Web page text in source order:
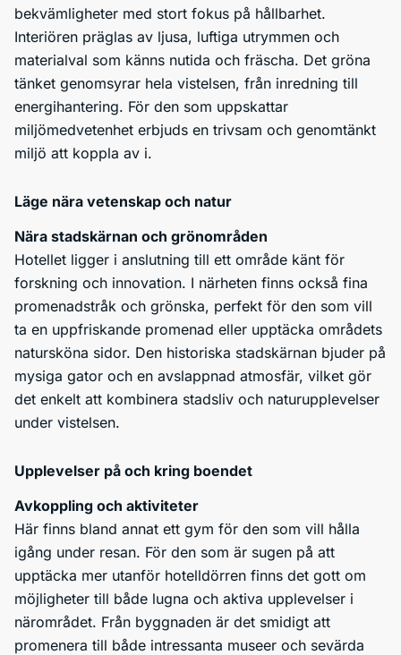
bekvämligheter med stort fokus på hållbarhet.
Interiören präglas av ljusa, luftiga utrymmen och
materialval som känns nutida och fräscha. Det gröna
tänket genomsyrar hela vistelsen, från inredning till
energihantering. För den som uppskattar
miljömedvetenhet erbjuds en trivsam och genomtänkt
miljö att koppla av i.
Läge nära vetenskap och natur
Nära stadskärnan och grönområden
Hotellet ligger i anslutning till ett område känt för
forskning och innovation. I närheten finns också fina
promenadstråk och grönska, perfekt för den som vill
ta en uppfriskande promenad eller upptäcka områdets
natursköna sidor. Den historiska stadskärnan bjuder på
mysiga gator och en avslappnad atmosfär, vilket gör
det enkelt att kombinera stadsliv och naturupplevelser
under vistelsen.
Upplevelser på och kring boendet
Avkoppling och aktiviteter
Här finns bland annat ett gym för den som vill hålla
igång under resan. För den som är sugen på att
upptäcka mer utanför hotelldörren finns det gott om
möjligheter till både lugna och aktiva upplevelser i
närområdet. Från byggnaden är det smidigt att
promenera till både intressanta museer och sevärda